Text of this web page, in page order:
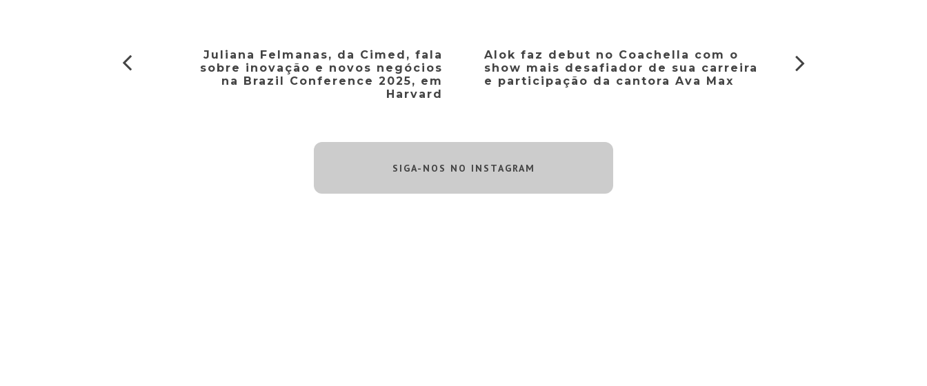
Juliana Felmanas, da Cimed, fala
sobre inovação e novos negócios
na Brazil Conference 2025, em
Harvard
Alok faz debut no Coachella com o
show mais desafiador de sua carreira
e participação da cantora Ava Max
SIGA-NOS NO INSTAGRAM